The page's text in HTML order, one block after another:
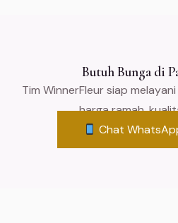
Butuh Bunga di
Tim WinnerFleur siap
harga ramah,
Chat